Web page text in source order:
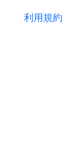
利用規約